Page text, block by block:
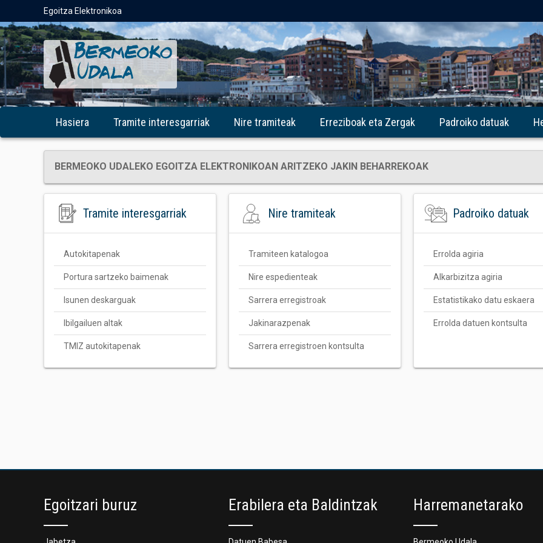
Egoitza Elektronikoa
Hasiera Tramite interesgarriak Nire tramiteak Erreziboak eta Zergak Padroiko datuak
BERMEOKO UDALEKO EGOITZA ELEKTRONIKOAN ARITZEKO JAKIN BEHARREKOAK
Tramite interesgarriak
Autokitapenak
Portura sartzeko baimenak
Isunen deskarguak
Ibilgailuen altak
TMIZ autokitapenak
Nire tramiteak
Tramiteen katalogoa
Nire espedienteak
Sarrera erregistroak
Jakinarazpenak
Sarrera erregistroen kontsulta
Padroiko datuak
Errolda agiria
Alkarbizitza agiria
Estatistikako datu eskaera
Errolda datuen kontsulta
Egoitzari buruz Erabilera eta Baldintzak Harremanetarako